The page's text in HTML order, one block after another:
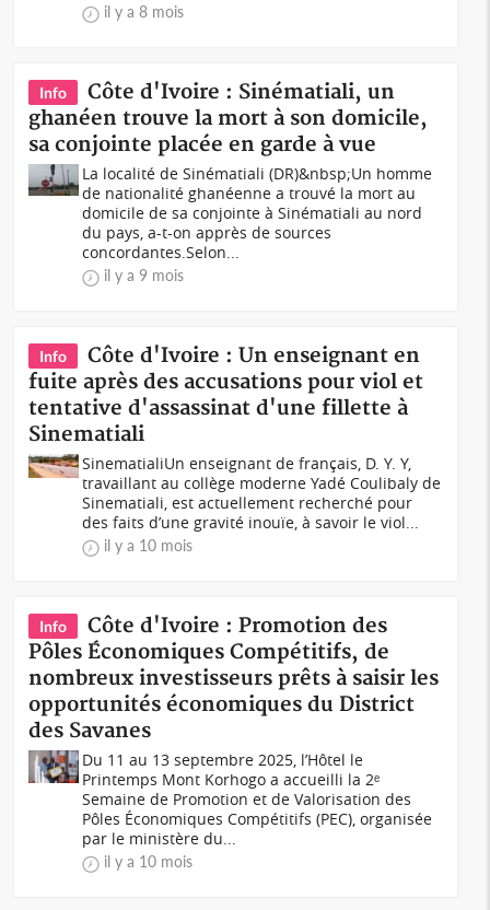
il y a 8 mois
Info
Côte d'Ivoire : Sinématiali, un
ghanéen trouve la mort à son domicile,
sa conjointe placée en garde à vue
La localité de Sinématiali (DR)&nbsp;Un homme
de nationalité ghanéenne a trouvé la mort au
domicile de sa conjointe à Sinématiali au nord
du pays, a-t-on apprès de sources
concordantes.Selon...
il y a 9 mois
Info
Côte d'Ivoire : Un enseignant en
fuite après des accusations pour viol et
tentative d'assassinat d'une fillette à
Sinematiali
SinematialiUn enseignant de français, D. Y. Y,
travaillant au collège moderne Yadé Coulibaly de
Sinematiali, est actuellement recherché pour
des faits d’une gravité inouïe, à savoir le viol...
il y a 10 mois
Info
Côte d'Ivoire : Promotion des
Pôles Économiques Compétitifs, de
nombreux investisseurs prêts à saisir les
opportunités économiques du District
des Savanes
Du 11 au 13 septembre 2025, l’Hôtel le
Printemps Mont Korhogo a accueilli la 2ᵉ
Semaine de Promotion et de Valorisation des
Pôles Économiques Compétitifs (PEC), organisée
par le ministère du...
il y a 10 mois